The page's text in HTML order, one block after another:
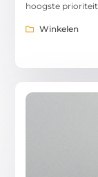
hoogste prioriteit
Winkelen